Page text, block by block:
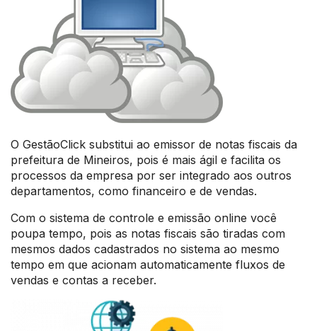
O GestãoClick substitui ao emissor de notas fiscais da
prefeitura de Mineiros, pois é mais ágil e facilita os
processos da empresa por ser integrado aos outros
departamentos, como financeiro e de vendas.
Com o sistema de controle e emissão online você
poupa tempo, pois as notas fiscais são tiradas com
mesmos dados cadastrados no sistema ao mesmo
tempo em que acionam automaticamente fluxos de
vendas e contas a receber.